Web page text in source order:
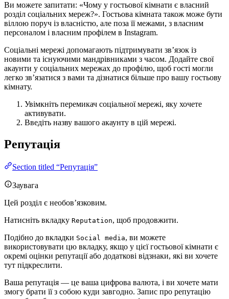
Ви можете запитати: «Чому у гостьової кімнати є власний
розділ соціальних мереж?». Гостьова кімната також може бути
віллою поруч із власністю, але поза її межами, з власним
персоналом і власним профілем в Instagram.
Соціальні мережі допомагають підтримувати зв’язок із
новими та існуючими мандрівниками з часом. Додайте свої
акаунти у соціальних мережах до профілю, щоб гості могли
легко зв’язатися з вами та дізнатися більше про вашу гостьову
кімнату.
Увімкніть перемикач соціальної мережі, яку хочете
активувати.
Введіть назву вашого акаунту в цій мережі.
Репутація
Section titled “Репутація”
Заувага
Цей розділ є необов’язковим.
Натисніть вкладку Reputation, щоб продовжити.
Подібно до вкладки Social media, ви можете
використовувати цю вкладку, якщо у цієї гостьової кімнати є
окремі оцінки репутації або додаткові відзнаки, які ви хочете
тут підкреслити.
Ваша репутація — це ваша цифрова валюта, і ви хочете мати
змогу брати її з собою куди завгодно. Запис про репутацію